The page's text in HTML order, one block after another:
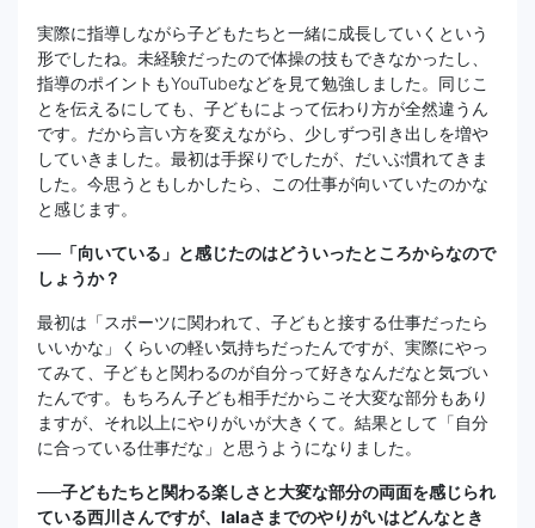
実際に指導しながら子どもたちと一緒に成長していくという
形でしたね。未経験だったので体操の技もできなかったし、
指導のポイントもYouTubeなどを見て勉強しました。同じこ
とを伝えるにしても、子どもによって伝わり方が全然違うん
です。だから言い方を変えながら、少しずつ引き出しを増や
していきました。最初は手探りでしたが、だいぶ慣れてきま
した。今思うともしかしたら、この仕事が向いていたのかな
と感じます。
──「向いている」と感じたのはどういったところからなので
しょうか？
最初は「スポーツに関われて、子どもと接する仕事だったら
いいかな」くらいの軽い気持ちだったんですが、実際にやっ
てみて、子どもと関わるのが自分って好きなんだなと気づい
たんです。もちろん子ども相手だからこそ大変な部分もあり
ますが、それ以上にやりがいが大きくて。結果として「自分
に合っている仕事だな」と思うようになりました。
──子どもたちと関わる楽しさと大変な部分の両面を感じられ
ている西川さんですが、lalaさまでのやりがいはどんなとき